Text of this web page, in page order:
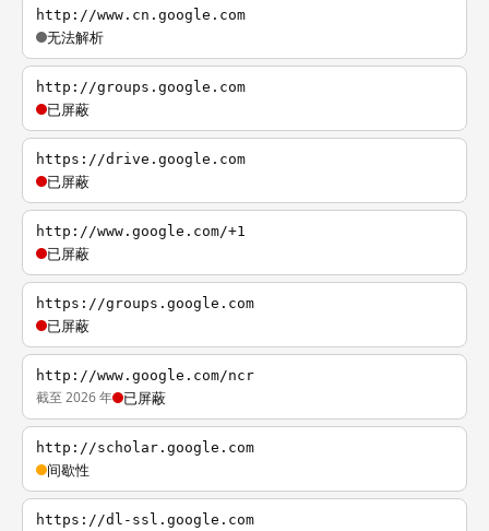
http://www.cn.google.com
无法解析
http://groups.google.com
已屏蔽
https://drive.google.com
已屏蔽
http://www.google.com/+1
已屏蔽
https://groups.google.com
已屏蔽
http://www.google.com/ncr
截至 2026 年 已屏蔽
http://scholar.google.com
间歇性
https://dl-ssl.google.com